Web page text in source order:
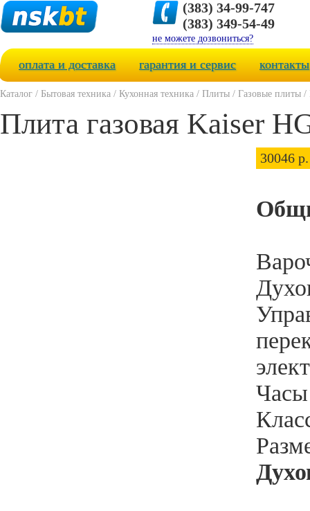
(383) 34-99-747
(383) 349-54-49
не можете дозвониться?
оплата и доставка гарантия и сервис контакты
Каталог / Бытовая техника / Кухонная техника / Плиты / Газовые плиты /
Плита газовая Kaiser
30046 р.
Часы